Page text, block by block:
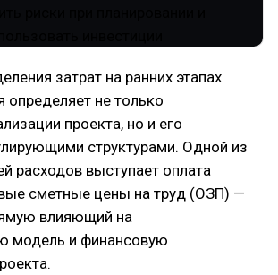
затрат на ранних этапах
определяет не только
проекта, но и его
структурами. Одной из
расходов выступает оплата
сметные цены на труд (ОЗП) —
влияющий на
модель и финансовую